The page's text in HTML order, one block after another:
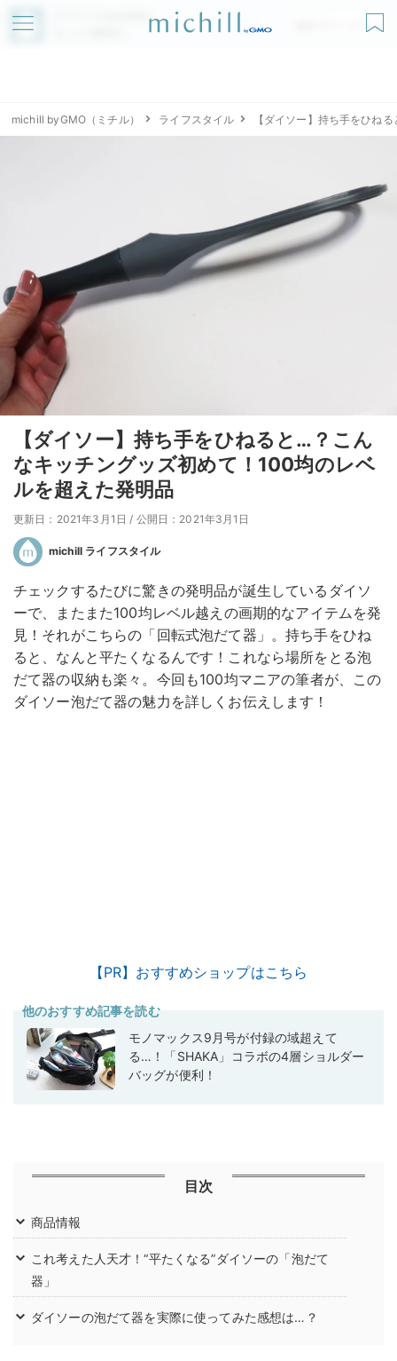
アプリでmichillが
無料ダウンロード
michill byGMO（ミチル） ライフスタイル 【ダイソー】持ち手をひね
【ダイソー】持ち手をひねると…？こん
なキッチングッズ初めて！100均のレベ
ルを超えた発明品
更新日：2021年3月1日 / 公開日：2021年3月1日
michill ライフスタイル
チェックするたびに驚きの発明品が誕生しているダイソ
ーで、またまた100均レベル越えの画期的なアイテムを発
見！それがこちらの「回転式泡だて器」。持ち手をひね
ると、なんと平たくなるんです！これなら場所をとる泡
だて器の収納も楽々。今回も100均マニアの筆者が、この
ダイソー泡だて器の魅力を詳しくお伝えします！
【PR】おすすめショップはこちら
他のおすすめ記事を読む
モノマックス9月号が付録の域超えて
る…！「SHAKA」コラボの4層ショルダー
バッグが便利！
目次
商品情報
これ考えた人天才！“平たくなる”ダイソーの「泡だて
器」
ダイソーの泡だて器を実際に使ってみた感想は…？